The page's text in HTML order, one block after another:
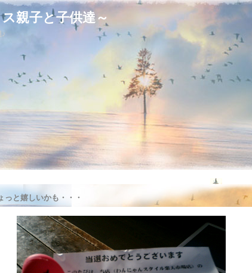
親子と子供達～
っと嬉しいかも・・・